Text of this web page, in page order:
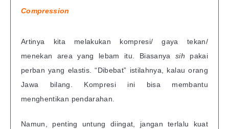
Compression
Artinya kita melakukan kompresi/ gaya tekan/
menekan area yang lebam itu. Biasanya sih pakai
perban yang elastis. “Dibebat” istilahnya, kalau orang
Jawa bilang. Kompresi ini bisa membantu
menghentikan pendarahan.
Namun, penting untung diingat, jangan terlalu kuat